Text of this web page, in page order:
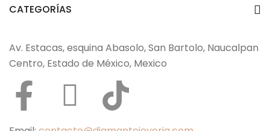
CATEGORÍAS
Av. Estacas, esquina Abasolo, San Bartolo, Naucalpan
Centro, Estado de México, Mexico